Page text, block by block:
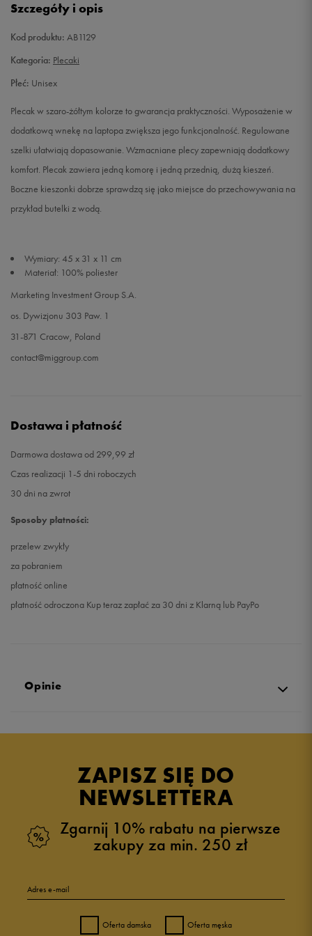
Szczegóły i opis
Kod produktu: AB1129
Kategoria: Plecaki
Płeć: Unisex
Plecak w szaro-żółtym kolorze to gwarancja praktyczności. Wyposażenie w
dodatkową wnekę na laptopa zwiększa jego funkcjonalność. Regulowane
szelki ułatwiają dopasowanie. Wzmacniane plecy zapewniają dodatkowy
komfort. Plecak zawiera jedną komorę i jedną przednią, dużą kieszeń.
Boczne kieszonki dobrze sprawdzą się jako miejsce do przechowywania na
przykład butelki z wodą.
Wymiary: 45 x 31 x 11 cm
Materiał: 100% poliester
Marketing Investment Group S.A.
os. Dywizjonu 303 Paw. 1
31-871 Cracow, Poland
contact@miggroup.com
Dostawa i płatność
Darmowa dostawa od 299,99 zł
Czas realizacji 1-5 dni roboczych
30 dni na zwrot
Sposoby płatności:
przelew zwykły
za pobraniem
płatność online
płatność odroczona Kup teraz zapłać za 30 dni z Klarną lub PayPo
Opinie
ZAPISZ SIĘ DO
NEWSLETTERA
Zgarnij 10% rabatu na pierwsze
zakupy za min. 250 zł
Adres e-mail
Oferta damska Oferta męska